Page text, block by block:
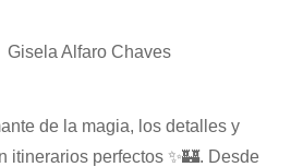
Gisela Alfaro Chaves
de la magia, los detalles y
itinerarios perfectos ✨🏰. Desde